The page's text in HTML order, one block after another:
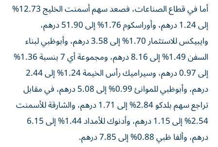
أما في قطاع الصناعات، فصعد سهم أسمنت الخليج 12.73%
إلى 1.24 درهم، وأوراسكوم 1.76% إلى 51.90 درهم،
وايبيكس للاستثمار 1.70% إلى 3.58 درهم، وأبوظبي لبناء
السفن 1.49% إلى 8.16 درهم، ومجموعة أي 7 بنسبة 1.36%
إلى 0.97 درهم، وسيراميك رأس الخيمة 1.24% إلى 2.44
درهم، وأبوظبي للموانئ 0.99% إلى 5.08 درهم، في مقابل
تراجع سهم بلدكو 2.84% إلى 1.71 درهم، والشارقة للأسمنت
2.54% إلى 1.15 درهم، وأدنوك للأمداد 1.44% إلى 6.15
درهم، وألفا ظبي 0.88% إلى 7.85 درهم.